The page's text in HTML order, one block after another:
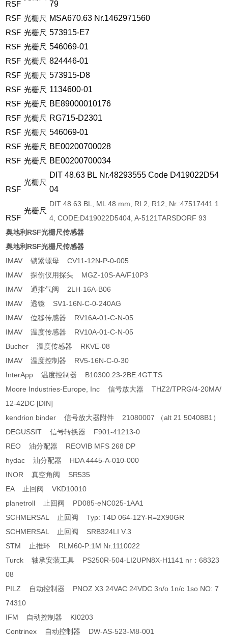
RSF
79
RSF 光栅尺 MSA670.63 Nr.1462971560
RSF 光栅尺 573915-E7
RSF 光栅尺 546069-01
RSF 光栅尺 824446-01
RSF 光栅尺 573915-D8
RSF 光栅尺 1134600-01
RSF 光栅尺 BE89000010176
RSF 光栅尺 RG715-D2301
RSF 光栅尺 546069-01
RSF 光栅尺 BE00200700028
RSF 光栅尺 BE00200700034
RSF
光栅尺
DIT 48.63 BL Nr.48293555 Code D419022D54
04
RSF
光栅尺
DIT 48.63 BL, ML 48 mm, RI 2, R12, Nr.:47517441 1
4, CODE:D419022D5404, A-5121TARSDORF 93
奥地利RSF光栅尺传感器
奥地利RSF光栅尺传感器
IMAV 锁紧螺母 CV11-12N-P-0-005
IMAV 探伤仪用探头 MGZ-10S-AA/F10P3
IMAV 通排气阀 2LH-16A-B06
IMAV 透镜 SV1-16N-C-0-240AG
IMAV 位移传感器 RV16A-01-C-N-05
IMAV 温度传感器 RV10A-01-C-N-05
Bucher 温度传感器 RKVE-08
IMAV 温度控制器 RV5-16N-C-0-30
InterApp 温度控制器 B10300.23-2BE.4GT.TS
Moore Industries-Europe, Inc 信号放大器 THZ2/TPRG/4-20MA/
12-42DC [DIN]
kendrion binder 信号放大器附件 21080007 （alt 21 50408B1）
DEGUSSIT 信号转换器 F901-41213-0
REO 油分配器 REOVIB MFS 268 DP
hydac 油分配器 HDA 4445-A-010-000
INOR 真空角阀 SR535
EA 止回阀 VKD10010
planetroll 止回阀 PD085-eNC025-1AA1
SCHMERSAL 止回阀 Typ: T4D 064-12Y-R=2X90GR
SCHMERSAL 止回阀 SRB324LI V.3
STM 止推环 RLM60-P:1M Nr.1110022
Turck 轴承安装工具 PS250R-504-LI2UPN8X-H1141 nr：68323
08
PILZ 自动控制器 PNOZ X3 24VAC 24VDC 3n/o 1n/c 1so NO: 7
74310
IFM 自动控制器 KI0203
Contrinex 自动控制器 DW-AS-523-M8-001